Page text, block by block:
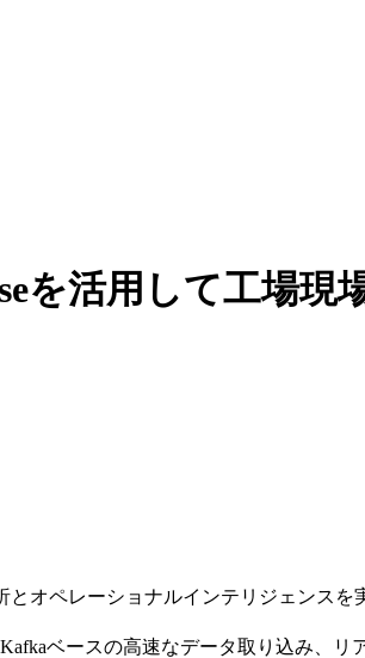
を活用して工場現
とオペレーショナルインテリジェンス
ベースの高速なデータ取り込み、